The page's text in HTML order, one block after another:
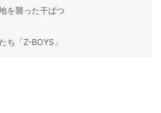
を襲った干ばつ
ち「Z-BOYS」